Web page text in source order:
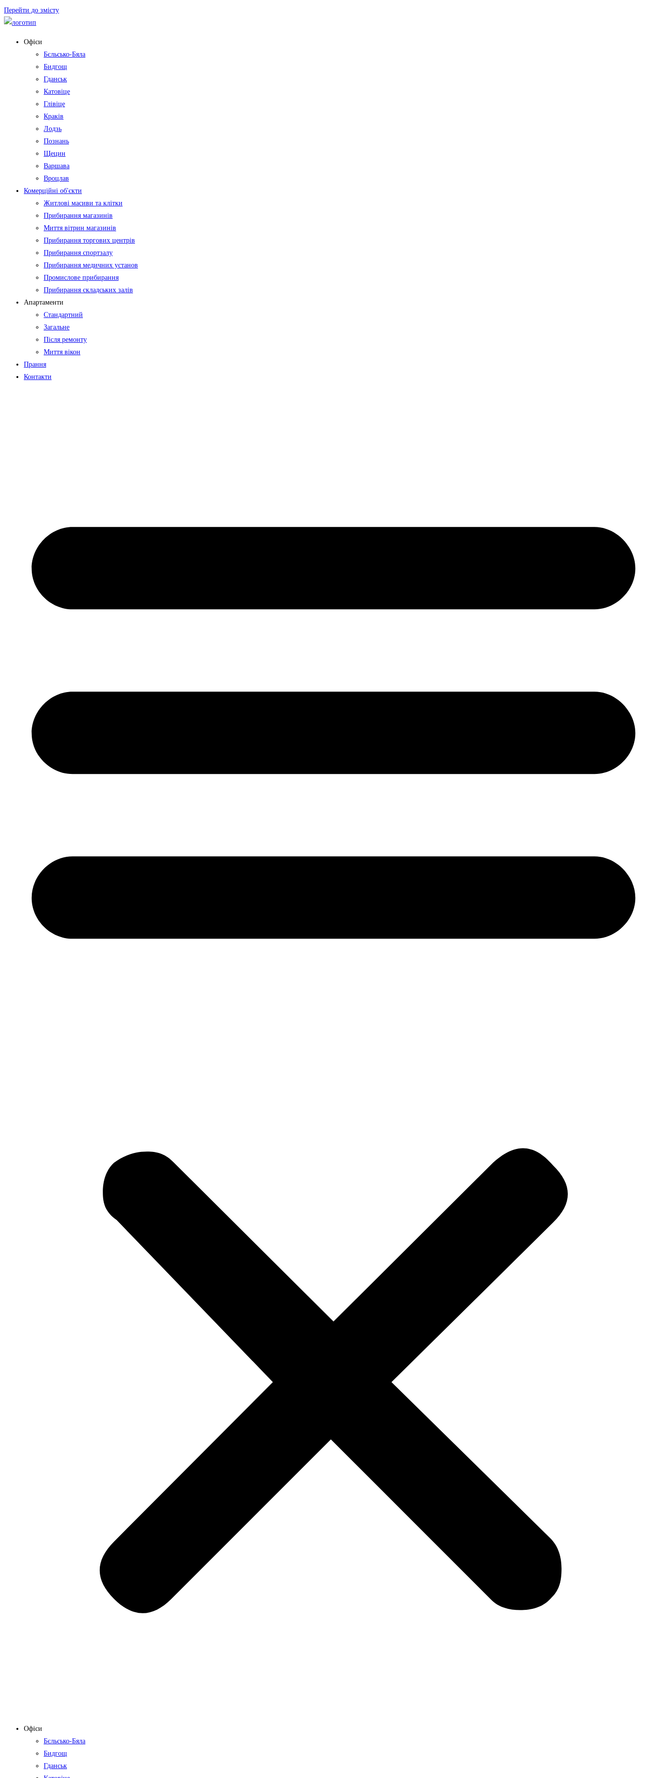
Перейти до змісту
Офіси
Бєльсько-Бяла
Бидгощ
Гданськ
Катовіце
Глівіце
Краків
Лодзь
Познань
Щецин
Варшава
Вроцлав
Комерційні об'єкти
Житлові масиви та клітки
Прибирання магазинів
Миття вітрин магазинів
Прибирання торгових центрів
Прибирання спортзалу
Прибирання медичних установ
Промислове прибирання
Прибирання складських залів
Апартаменти
Стандартний
Загальне
Після ремонту
Миття вікон
Прання
Контакти
Офіси
Бєльсько-Бяла
Бидгощ
Гданськ